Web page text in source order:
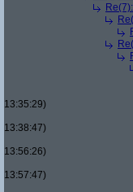
13:35:29)
13:38:47)
13:56:26)
13:57:47)